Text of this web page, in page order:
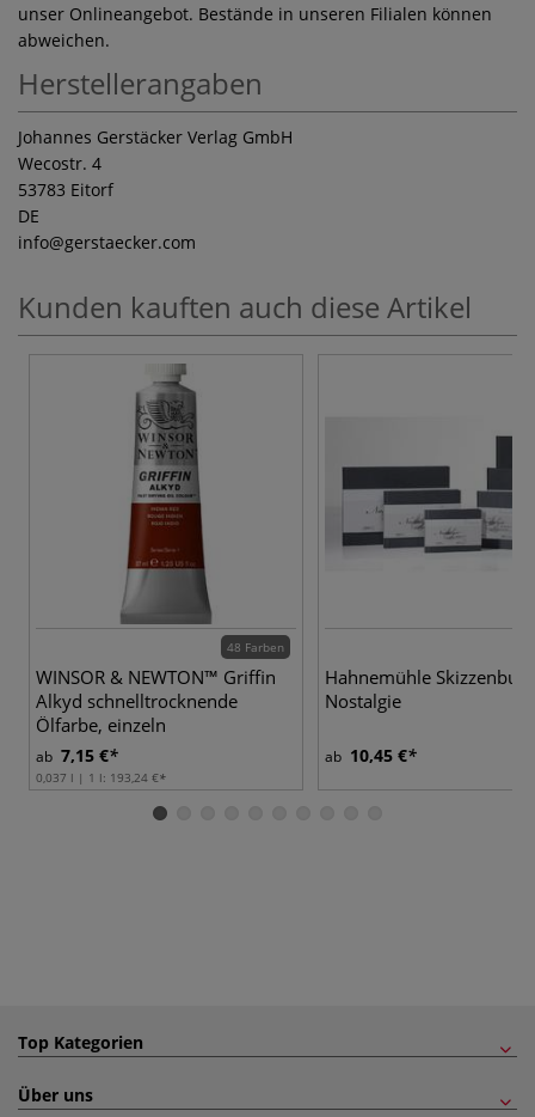
unser Onlineangebot. Bestände in unseren Filialen können
abweichen.
Herstellerangaben
Johannes Gerstäcker Verlag GmbH
Wecostr. 4
53783 Eitorf
DE
info@gerstaecker.com
Kunden kauften auch diese Artikel
48 Farben
WINSOR & NEWTON™ Griffin
Alkyd schnelltrocknende
Ölfarbe, einzeln
ab 7,15 €
0,037 l | 1 l: 193,24 €
Hahnemühle
Nostalgie
ab 10,45 €
Top Kategorien
Über uns